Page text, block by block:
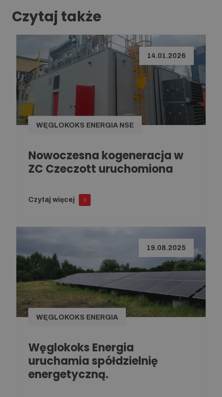
Czytaj także
14.01.2026
WĘGLOKOKS ENERGIA NSE
Nowoczesna kogeneracja w
ZC Czeczott uruchomiona
Czytaj więcej
19.08.2025
WĘGLOKOKS ENERGIA
Węglokoks Energia
uruchamia spółdzielnię
energetyczną.